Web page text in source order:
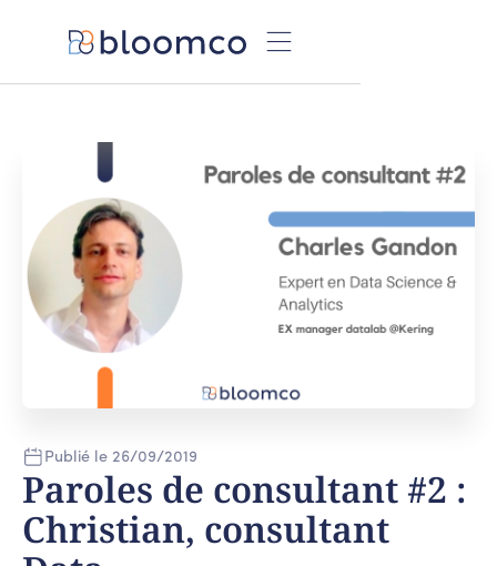
Publié le 26/09/2019
Paroles de consultant #2 :
Christian, consultant